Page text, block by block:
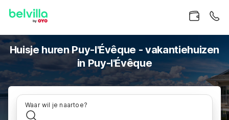
Huisje huren Puy-l'Évêque - vakantiehuizen
in Puy-l'Évêque
Waar wil je naartoe?